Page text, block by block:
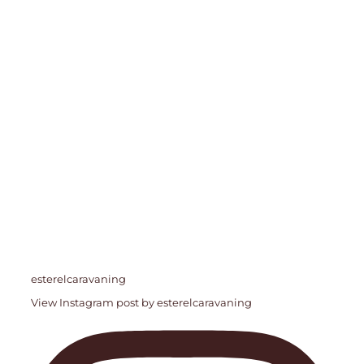
esterelcaravaning
View Instagram post by esterelcaravaning